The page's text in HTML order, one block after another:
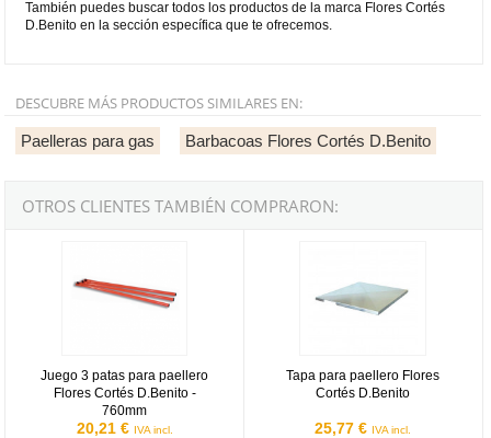
También puedes buscar todos los productos de la marca Flores Cortés
D.Benito en la sección específica que te ofrecemos.
DESCUBRE MÁS PRODUCTOS SIMILARES EN:
Paelleras para gas Barbacoas Flores Cortés D.Benito
OTROS CLIENTES TAMBIÉN COMPRARON:
Juego 3 patas para paellero
Flores Cortés D.Benito -
760mm
20,21 € IVA incl.
Tapa para paellero Flores
Cortés D.Benito
25,77 € IVA incl.